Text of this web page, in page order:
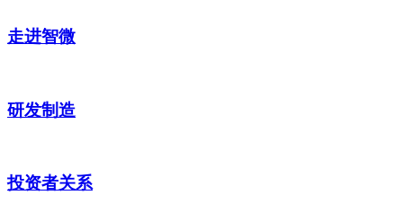
走进智微
研发制造
投资者关系